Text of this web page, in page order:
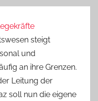
steigt
und
an ihre Grenzen.
Leitung der
soll nun die eigene